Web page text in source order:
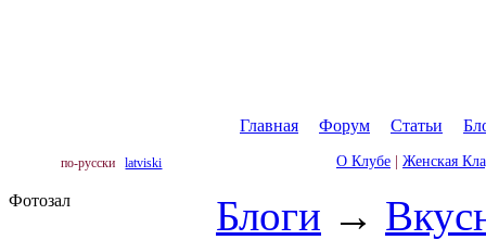
Главная Форум Статьи
по-русски latviski О Клубе Женская
Фотозал Блоги →